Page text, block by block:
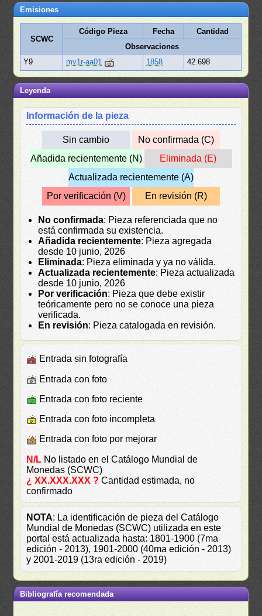
Emisiones
SCWC
Código Pieza Fecha
Cantidad
Observaciones
Y9
mv1r-aa01 1858 42.698
Leyenda
Información de la pieza
Sin cambio
No confirmada (C)
Añadida recientemente (N)
Eliminada (E)
Actualizada recientemente (A)
Por verificación (V)
En revisión (R)
No confirmada: Pieza referenciada que no
está confirmada su existencia.
Añadida recientemente: Pieza agregada
desde 10 junio, 2026
Eliminada: Pieza eliminada y ya no válida.
Actualizada recientemente: Pieza actualizada
desde 10 junio, 2026
Por verificación: Pieza que debe existir
teóricamente pero no se conoce una pieza
verificada.
En revisión: Pieza catalogada en revisión.
Entrada sin fotografía
Entrada con foto
Entrada con foto reciente
Entrada con foto incompleta
Entrada con foto por mejorar
N/L No listado en el Catálogo Mundial de
Monedas (SCWC)
¿ XX.XXX.XXX ? Cantidad estimada, no
confirmado
NOTA: La identificación de pieza del Catálogo
Mundial de Monedas (SCWC) utilizada en este
portal está actualizada hasta: 1801-1900 (7ma
edición - 2013), 1901-2000 (40ma edición - 2013)
y 2001-2019 (13ra edición - 2019)
Bibliografía recomendada